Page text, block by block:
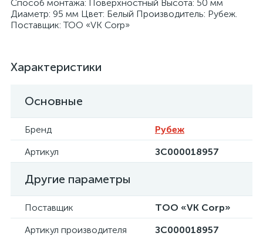
Способ монтажа: Поверхностный Высота: 50 мм
Диаметр: 95 мм Цвет: Белый Производитель: Рубеж.
Поставщик: ТОО «VK Corp»
Характеристики
Основные
Бренд
Рубеж
Артикул
ЗС000018957
Другие параметры
Поставщик
ТОО «VK Corp»
Артикул производителя
ЗС000018957